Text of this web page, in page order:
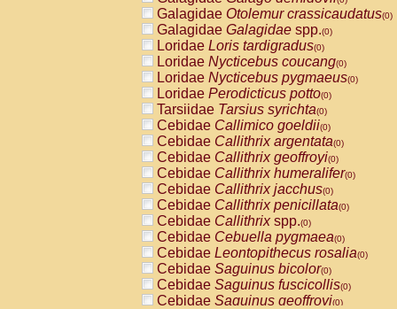
Galagidae Otolemur crassicaudatus(0)
Galagidae Galagidae spp.(0)
Loridae Loris tardigradus(0)
Loridae Nycticebus coucang(0)
Loridae Nycticebus pygmaeus(0)
Loridae Perodicticus potto(0)
Tarsiidae Tarsius syrichta(0)
Cebidae Callimico goeldii(0)
Cebidae Callithrix argentata(0)
Cebidae Callithrix geoffroyi(0)
Cebidae Callithrix humeralifer(0)
Cebidae Callithrix jacchus(0)
Cebidae Callithrix penicillata(0)
Cebidae Callithrixspp.(0)
Cebidae Cebuella pygmaea(0)
Cebidae Leontopithecus rosalia(0)
Cebidae Saguinus bicolor(0)
Cebidae Saguinus fuscicollis(0)
Cebidae Saguinus geoffroyi(0)